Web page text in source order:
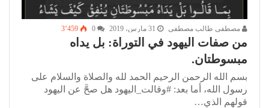
مصطفى طالب مصطفى 31 مارس، 2019 3٬459
من صفات اليهود في التوراة: بل يداه
مبسوطتان.
بسم الله الرحمن الرحيم الحمد لله والصلاة والسلام على
رسول الله، أما بعد: #وقالت_اليهود هل صحَّ عن اليهود
قولهم الذي…